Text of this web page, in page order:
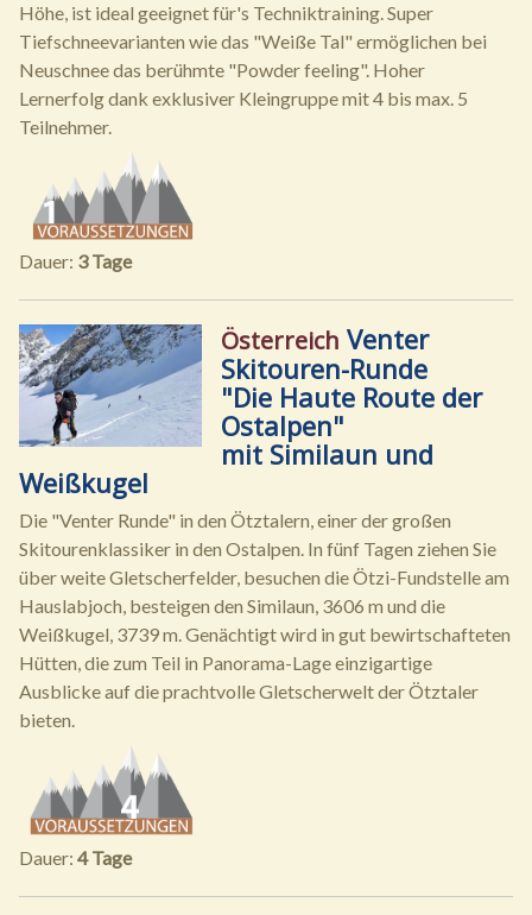
Höhe, ist ideal geeignet für's Techniktraining. Super
Tiefschneevarianten wie das "Weiße Tal" ermöglichen bei
Neuschnee das berühmte "Powder feeling". Hoher
Lernerfolg dank exklusiver Kleingruppe mit 4 bis max. 5
Teilnehmer.
Dauer: 3 Tage
Österreich Venter
Skitouren-Runde
"Die Haute Route der
Ostalpen"
mit Similaun und
Weißkugel
Die "Venter Runde" in den Ötztalern, einer der großen
Skitourenklassiker in den Ostalpen. In fünf Tagen ziehen Sie
über weite Gletscherfelder, besuchen die Ötzi-Fundstelle am
Hauslabjoch, besteigen den Similaun, 3606 m und die
Weißkugel, 3739 m. Genächtigt wird in gut bewirtschafteten
Hütten, die zum Teil in Panorama-Lage einzigartige
Ausblicke auf die prachtvolle Gletscherwelt der Ötztaler
bieten.
Dauer: 4 Tage